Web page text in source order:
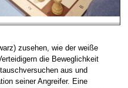
zusehen, wie der weiße
die Beweglichkeit
aus und
seiner Angreifer. Eine